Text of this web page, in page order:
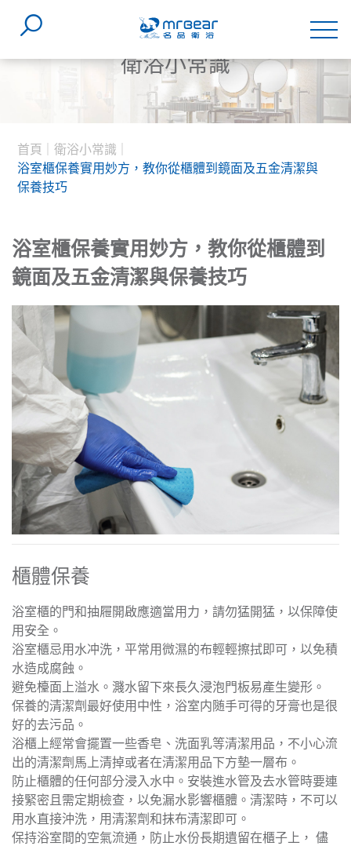
衛浴小常識
首頁
衛浴小常識
浴室櫃保養實用妙方，教你從櫃體到鏡面及五金清潔與
保養技巧
浴室櫃保養實用妙方，教你從櫃體到
鏡面及五金清潔與保養技巧
櫃體保養
浴室櫃的門和抽屜開啟應適當用力，請勿猛開猛，以保障使
用安全。
浴室櫃忌用水冲洗，平常用微濕的布輕輕擦拭即可，以免積
水造成腐蝕。
避免檯面上溢水。濺水留下來長久浸泡門板易產生變形。
保養的清潔劑最好使用中性，浴室内随手可得的牙膏也是很
好的去污品。
浴櫃上經常會擺置一些香皂、洗面乳等清潔用品，不小心流
出的清潔劑馬上清掉或者在清潔用品下方墊一層布。
防止櫃體的任何部分浸入水中。安裝進水管及去水管時要連
接緊密且需定期檢查，以免漏水影響櫃體。清潔時，不可以
用水直接沖洗，用清潔劑和抹布清潔即可。
保持浴室間的空氣流通，防止水份長期遺留在櫃子上， 儘